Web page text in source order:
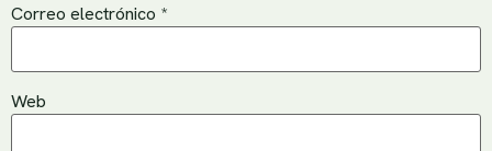
Correo electrónico *
Web